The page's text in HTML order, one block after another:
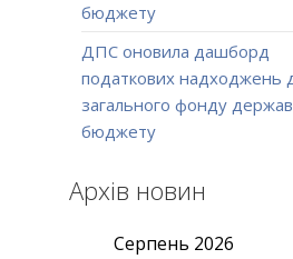
бюджету
ДПС оновила дашборд
податкових надходжень
загального фонду
бюджету
Архів новин
Серпень 2026